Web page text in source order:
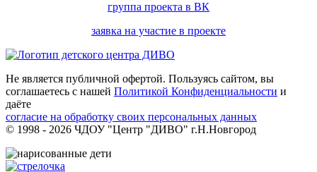
группа проекта в ВК
заявка на участие в проекте
Не является публичной офертой. Пользуясь сайтом, вы
соглашаетесь с нашей Политикой Конфиденциальности и
даёте
согласие на обработку своих персональных данных
© 1998 - 2026 ЧДОУ "Центр "ДИВО" г.Н.Новгород